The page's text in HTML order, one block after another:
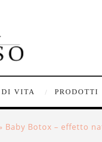
DI VITA PRODOTTI
Baby Botox – effetto